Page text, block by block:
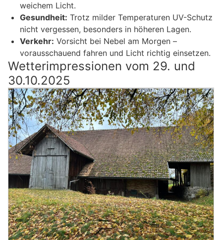
weichem Licht.
Gesundheit: Trotz milder Temperaturen UV-Schutz
nicht vergessen, besonders in höheren Lagen.
Verkehr: Vorsicht bei Nebel am Morgen –
vorausschauend fahren und Licht richtig einsetzen.
Wetterimpressionen vom 29. und
30.10.2025